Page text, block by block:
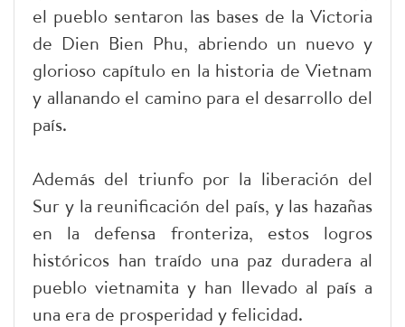
el pueblo sentaron las bases de la Victoria
de Dien Bien Phu, abriendo un nuevo y
glorioso capítulo en la historia de Vietnam
y allanando el camino para el desarrollo del
país.
Además del triunfo por la liberación del
Sur y la reunificación del país, y las hazañas
en la defensa fronteriza, estos logros
históricos han traído una paz duradera al
pueblo vietnamita y han llevado al país a
una era de prosperidad y felicidad.